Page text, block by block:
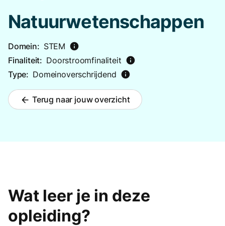
Natuurwetenschappen
Domein: STEM info
Finaliteit: Doorstroomfinaliteit info
Type: Domeinoverschrijdend info
arrow_back Terug naar jouw overzicht
Wat leer je in deze
opleiding?